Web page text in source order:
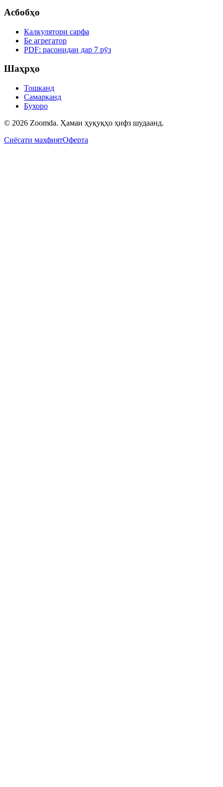
Асбобҳо
Калкулятори сарфа
Бе агрегатор
PDF: расонидан дар 7 рӯз
Шаҳрҳо
Тошканд
Самарқанд
Бухоро
© 2026 Zoomda. Ҳамаи ҳуқуқҳо ҳифз шудаанд.
Сиёсати махфиятОферта